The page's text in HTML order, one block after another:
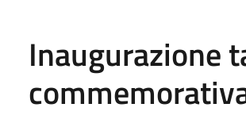
Inaugurazione